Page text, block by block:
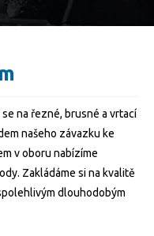
na řezné, brusné a vrtací
našeho závazku ke
v oboru nabízíme
Zakládáme si na kvalitě
dlouhodobým